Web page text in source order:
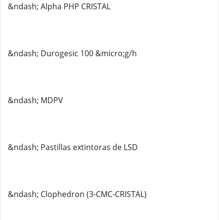
&ndash; Alpha PHP CRISTAL
&ndash; Durogesic 100 &micro;g/h
&ndash; MDPV
&ndash; Pastillas extintoras de LSD
&ndash; Clophedron (3-CMC-CRISTAL)